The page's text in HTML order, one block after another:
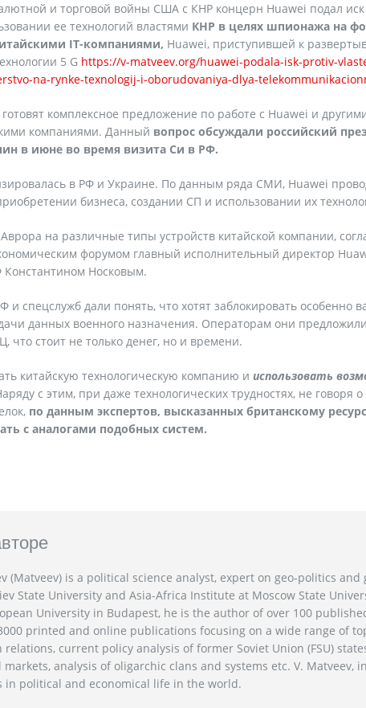
и торговой войны США с КНР концерн Huawei подал
ее технологий властями КНР в целях шпионажа на
IT-компаниями, Huawei, приступившей к
5 G https://v-matveev.org/huawei-podala-isk-protiv-
na-rynke-texnologij-i-oborudovaniya-dlya-
комплексное предложение по работе с Huawei и
компаниями. Данный вопрос обсуждали российский
в июне во время визита Си в РФ.
в РФ и Украине. По данным ряда СМИ, Huawei
бизнеса, создании СП и использовании их
на различные типы устройств китайской компании,
форумом главный исполнительный директор
Константином Носковым.
спецслужб дали понять, что хотят заблокировать особенно
данных военного назначения. Операторам они
что стоит не только денег, но и времени.
китайскую технологическую компанию и использовать
с этим, при даже технологических трудностях, не говоря
по данным экспертов, высказанных британскому
с аналогами подобных систем.
(Matveev) is a political science analyst, expert on geo-politics and
State University and Asia-Africa Institute at Moscow State
University in Budapest, he is the author of over 100
printed and online publications focusing on a wide range of
current policy analysis of former Soviet Union (FSU)
analysis of oligarchic clans and systems etc. V. Matveev,
political and economical life in the world.